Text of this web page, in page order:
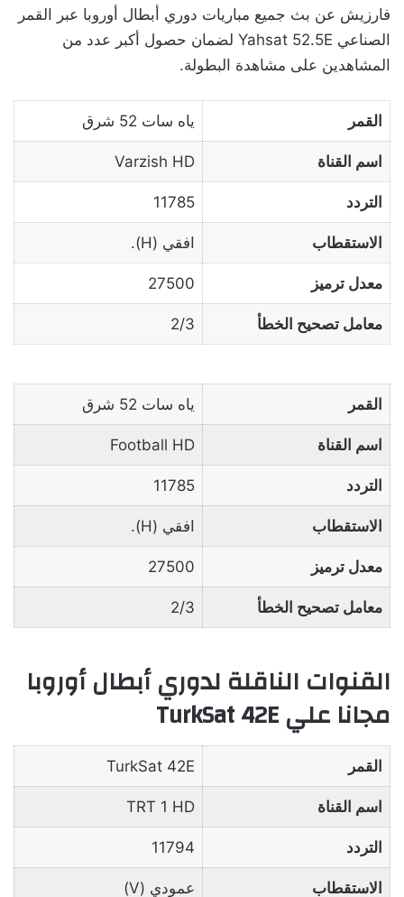
فارزيش عن بث جميع مباريات دوري أبطال أوروبا عبر القمر
الصناعي Yahsat 52.5E لضمان حصول أكبر عدد من
المشاهدين على مشاهدة البطولة.
القمر ياه سات 52 شرق
اسم القناة Varzish HD
التردد 11785
الاستقطاب افقي (H).
معدل ترميز 27500
معامل تصحيح الخطأ 2/3
القمر ياه سات 52 شرق
اسم القناة Football HD
التردد 11785
الاستقطاب افقي (H).
معدل ترميز 27500
معامل تصحيح الخطأ 2/3
القنوات الناقلة لدوري أبطال أوروبا
مجانا علي TurkSat 42E
القمر TurkSat 42E
اسم القناة TRT 1 HD
التردد 11794
الاستقطاب عمودي (V)